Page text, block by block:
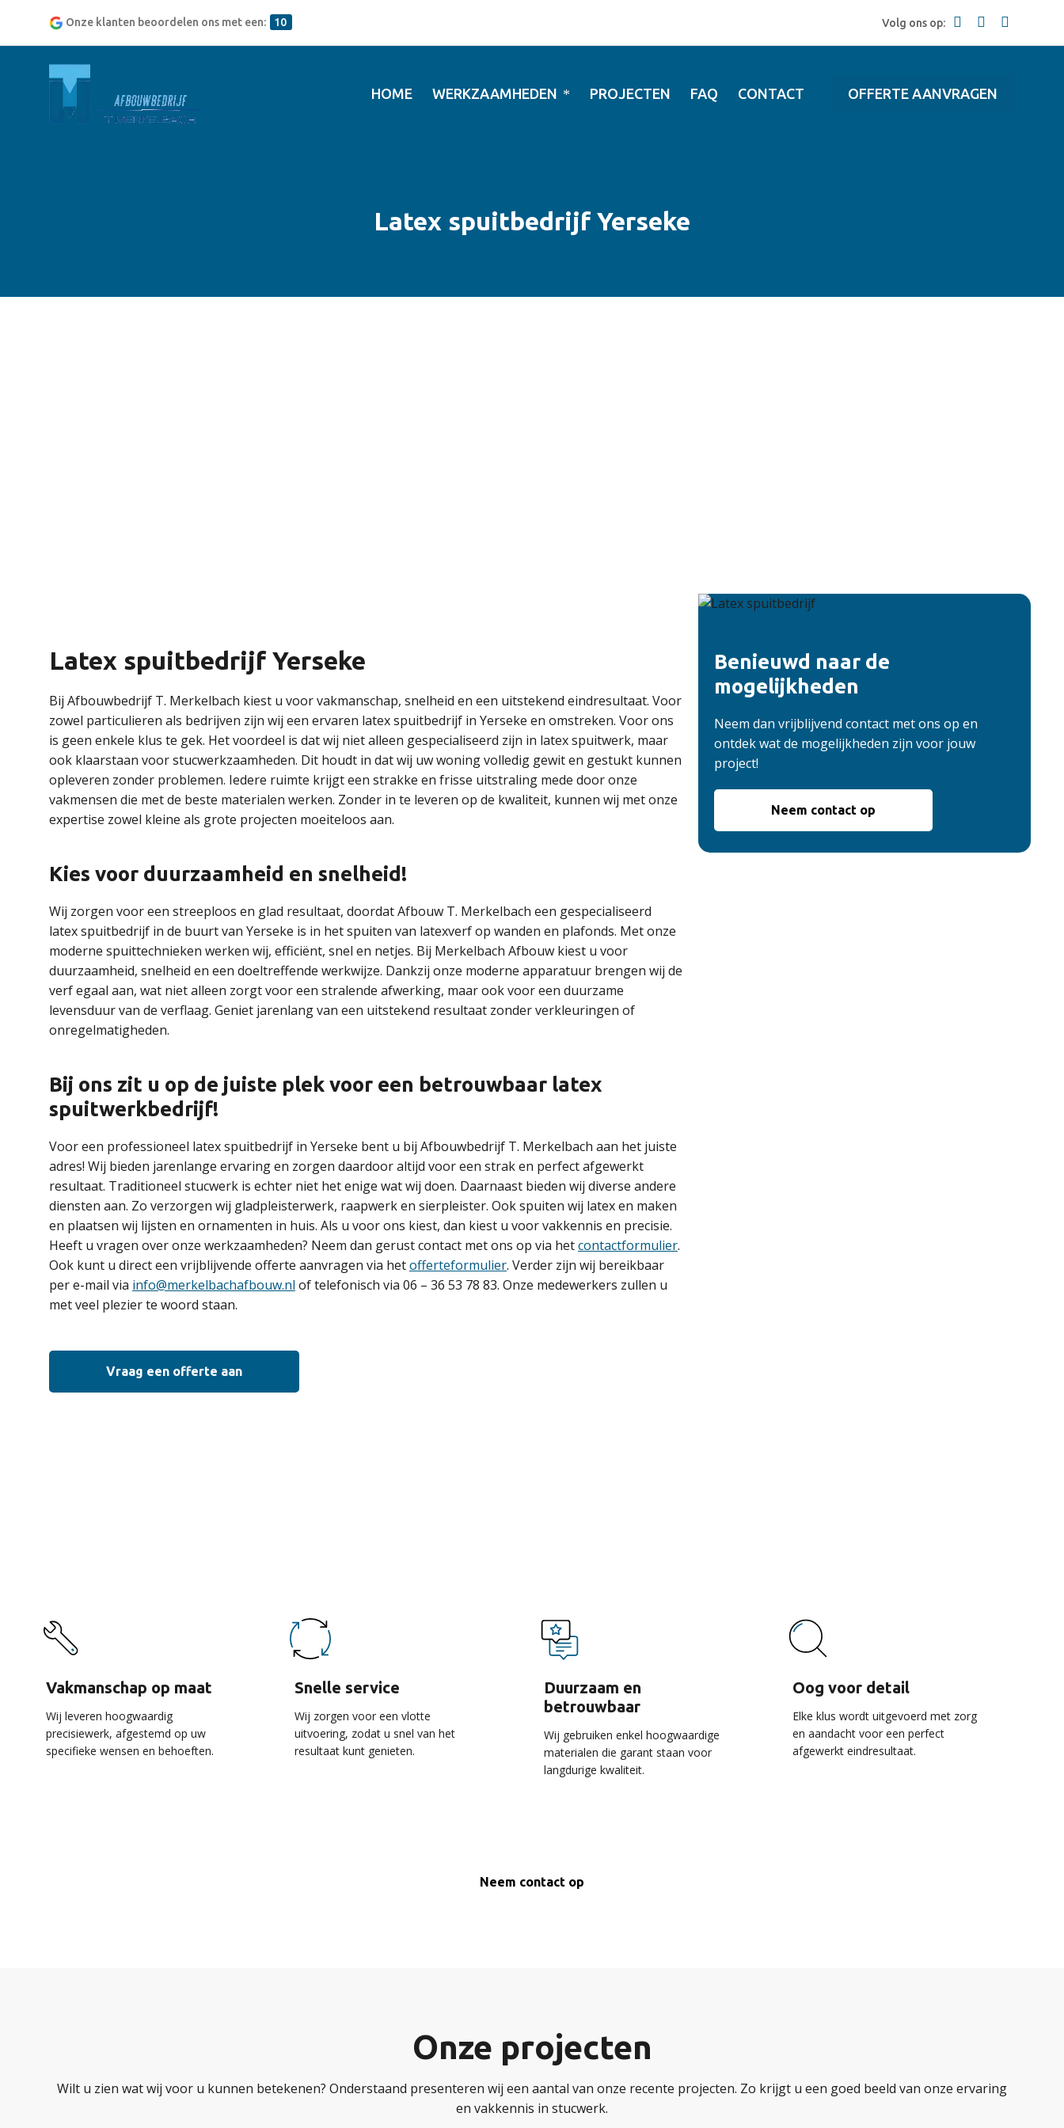
Onze klanten beoordelen ons met een: 10 Volg ons op:
HOME WERKZAAMHEDEN PROJECTEN FAQ CONTACT OFFERTE AANVRAGEN
Latex spuitbedrijf Yerseke
Latex spuitbedrijf Yerseke
Bij Afbouwbedrijf T. Merkelbach kiest u voor vakmanschap, snelheid en een uitstekend eindresultaat. Voor
zowel particulieren als bedrijven zijn wij een ervaren latex spuitbedrijf in Yerseke en omstreken. Voor ons
is geen enkele klus te gek. Het voordeel is dat wij niet alleen gespecialiseerd zijn in latex spuitwerk, maar
ook klaarstaan voor stucwerkzaamheden. Dit houdt in dat wij uw woning volledig gewit en gestukt kunnen
opleveren zonder problemen. Iedere ruimte krijgt een strakke en frisse uitstraling mede door onze
vakmensen die met de beste materialen werken. Zonder in te leveren op de kwaliteit, kunnen wij met onze
expertise zowel kleine als grote projecten moeiteloos aan.
Kies voor duurzaamheid en snelheid!
Wij zorgen voor een streeploos en glad resultaat, doordat Afbouw T. Merkelbach een gespecialiseerd
latex spuitbedrijf in de buurt van Yerseke is in het spuiten van latexverf op wanden en plafonds. Met onze
moderne spuittechnieken werken wij, efficiënt, snel en netjes. Bij Merkelbach Afbouw kiest u voor
duurzaamheid, snelheid en een doeltreffende werkwijze. Dankzij onze moderne apparatuur brengen wij de
verf egaal aan, wat niet alleen zorgt voor een stralende afwerking, maar ook voor een duurzame
levensduur van de verflaag. Geniet jarenlang van een uitstekend resultaat zonder verkleuringen of
onregelmatigheden.
Bij ons zit u op de juiste plek voor een betrouwbaar latex
spuitwerkbedrijf!
Voor een professioneel latex spuitbedrijf in Yerseke bent u bij Afbouwbedrijf T. Merkelbach aan het juiste
adres! Wij bieden jarenlange ervaring en zorgen daardoor altijd voor een strak en perfect afgewerkt
resultaat. Traditioneel stucwerk is echter niet het enige wat wij doen. Daarnaast bieden wij diverse andere
diensten aan. Zo verzorgen wij gladpleisterwerk, raapwerk en sierpleister. Ook spuiten wij latex en maken
en plaatsen wij lijsten en ornamenten in huis. Als u voor ons kiest, dan kiest u voor vakkennis en precisie.
Heeft u vragen over onze werkzaamheden? Neem dan gerust contact met ons op via hetcontactformulier.
Ook kunt u direct een vrijblijvende offerte aanvragen via hetofferteformulier. Verder zijn wij bereikbaar
per e-mail via info@merkelbachafbouw.nl of telefonisch via 06 – 36 53 78 83. Onze medewerkers zullen u
met veel plezier te woord staan.
Vraag een offerte aan
Benieuwd naar de
mogelijkheden
Neem dan vrijblijvend contact met ons op en
ontdek wat de mogelijkheden zijn voor jouw
project!
Neem contact op
Vakmanschap op maat
Wij leveren hoogwaardig
precisiewerk, afgestemd op uw
specifieke wensen en behoeften.
Snelle service
Wij zorgen voor een vlotte
uitvoering, zodat u snel van het
resultaat kunt genieten.
Duurzaam en
betrouwbaar
Wij gebruiken enkel hoogwaardige
materialen die garant staan voor
langdurige kwaliteit.
Oog voor detail
Elke klus wordt uitgevoerd met zorg
en aandacht voor een perfect
afgewerkt eindresultaat.
Neem contact op
Onze projecten
Wilt u zien wat wij voor u kunnen betekenen? Onderstaand presenteren wij een aantal van onze recente projecten. Zo krijgt u een goed beeld van onze ervaring
en vakkennis in stucwerk.